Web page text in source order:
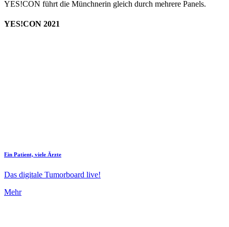
YES!CON führt die Münchnerin gleich durch mehrere Panels.
YES!CON 2021
Ein Patient, viele Ärzte
Das digitale Tumorboard live!
Mehr